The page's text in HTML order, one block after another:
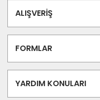
ALIŞVERİŞ
FORMLAR
YARDIM KONULARI